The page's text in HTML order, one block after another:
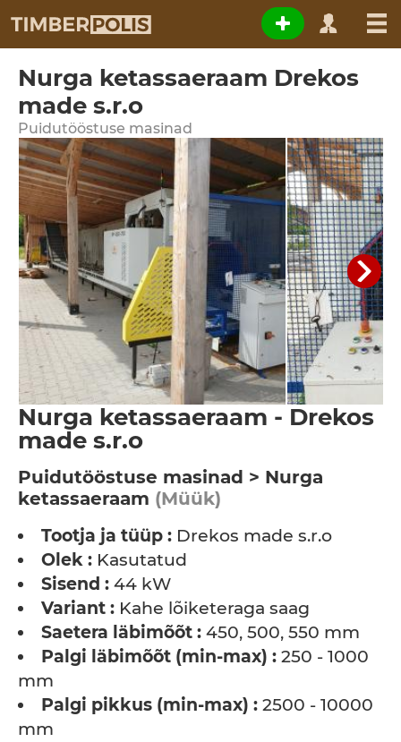
Nurga ketassaeraam Drekos
made s.r.o
Puidutööstuse masinad
Nurga ketassaeraam - Drekos
made s.r.o
Puidutööstuse masinad > Nurga
ketassaeraam (Müük)
Tootja ja tüüp : Drekos made s.r.o
Olek : Kasutatud
Sisend : 44 kW
Variant : Kahe lõiketeraga saag
Saetera läbimõõt : 450, 500, 550 mm
Palgi läbimõõt (min-max) : 250 - 1000
mm
Palgi pikkus (min-max) : 2500 - 10000
mm